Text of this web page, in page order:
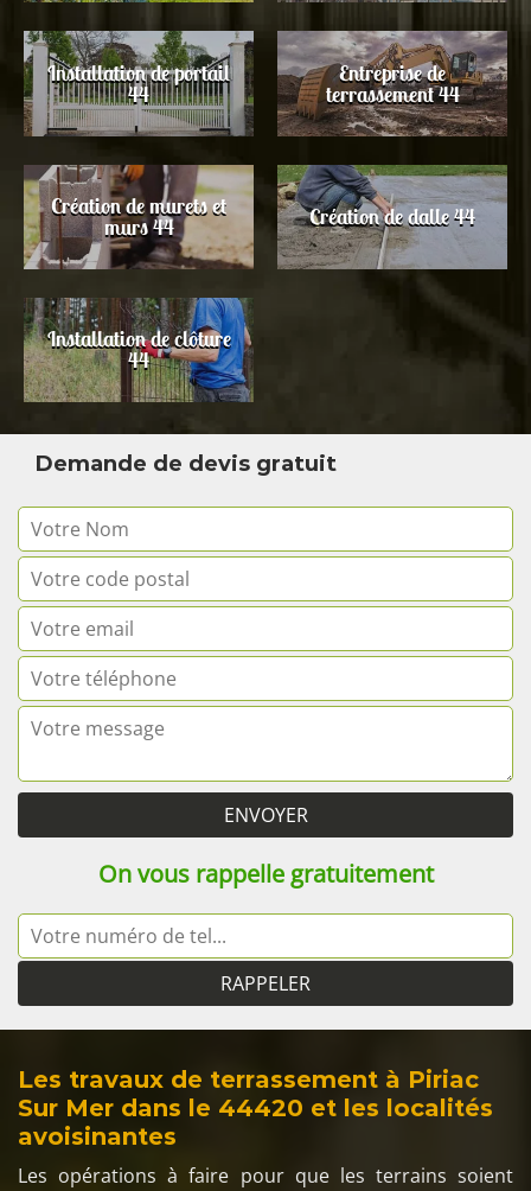
Installation de portail
44
Entreprise de
terrassement 44
Création de murets et
murs 44 Création de dalle 44
Installation de clôture
44
Demande de devis gratuit
On vous rappelle gratuitement
Les travaux de terrassement à Piriac
Sur Mer dans le 44420 et les localités
avoisinantes
Les opérations à faire pour que les terrains soient